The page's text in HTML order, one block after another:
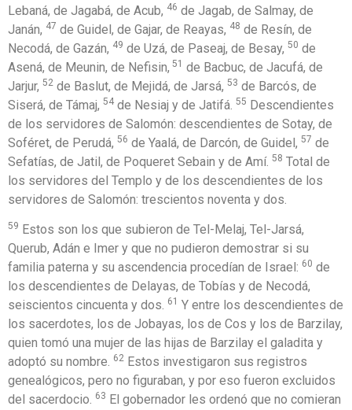
Lebaná, de Jagabá, de Acub, 46 de Jagab, de Salmay, de
Janán, 47 de Guidel, de Gajar, de Reayas, 48 de Resín, de
Necodá, de Gazán, 49 de Uzá, de Paseaj, de Besay, 50 de
Asená, de Meunin, de Nefisin, 51 de Bacbuc, de Jacufá, de
Jarjur, 52 de Baslut, de Mejidá, de Jarsá, 53 de Barcós, de
Siserá, de Támaj, 54 de Nesiaj y de Jatifá. 55 Descendientes
de los servidores de Salomón: descendientes de Sotay, de
Soféret, de Perudá, 56 de Yaalá, de Darcón, de Guidel, 57 de
Sefatías, de Jatil, de Poqueret Sebain y de Amí. 58 Total de
los servidores del Templo y de los descendientes de los
servidores de Salomón: trescientos noventa y dos.
59 Estos son los que subieron de Tel-Melaj, Tel-Jarsá,
Querub, Adán e Imer y que no pudieron demostrar si su
familia paterna y su ascendencia procedían de Israel: 60 de
los descendientes de Delayas, de Tobías y de Necodá,
seiscientos cincuenta y dos. 61 Y entre los descendientes de
los sacerdotes, los de Jobayas, los de Cos y los de Barzilay,
quien tomó una mujer de las hijas de Barzilay el galadita y
adoptó su nombre. 62 Estos investigaron sus registros
genealógicos, pero no figuraban, y por eso fueron excluidos
del sacerdocio. 63 El gobernador les ordenó que no comieran